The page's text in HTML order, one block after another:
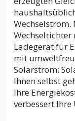
Wechselstrom.
Wechselrichter
Ladegerät für
mit
Solarstrom:
Ihnen selbst
Ihre
verbessert